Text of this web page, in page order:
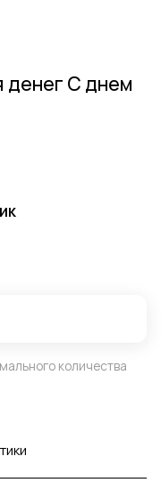
денег С днем
количества